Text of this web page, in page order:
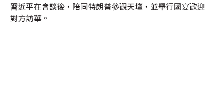
習近平在會談後，陪同特朗普參觀天壇，並舉行國宴歡迎
對方訪華。